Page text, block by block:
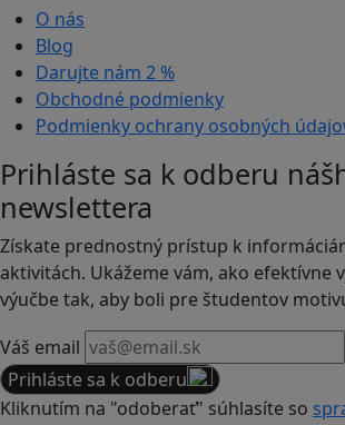
O nás
Blog
Darujte nám 2 %
Obchodné podmienky
Podmienky ochrany osobných
Prihláste sa k odberu
newslettera
Získate prednostný prístup k
aktivitách. Ukážeme vám, ako efektívne
výučbe tak, aby boli pre študentov
Váš email
Prihláste sa k odberu
Kliknutím na "odoberať" súhlasíte so